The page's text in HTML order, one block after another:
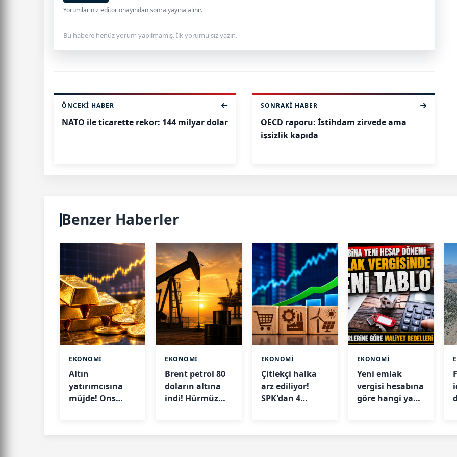
Yorumlarınız editör onayından sonra yayına alınır.
Bu habere henüz yorum yapılmamış. İlk yorumu siz yazın.
ÖNCEKI HABER
NATO ile ticarette rekor: 144 milyar dolar
SONRAKI HABER
OECD raporu: İstihdam zirvede ama
işsizlik kapıda
Benzer Haberler
EKONOMİ
Altın
yatırımcısına
müjde! Ons
EKONOMİ
Brent petrol 80
doların altına
indi! Hürmüz
EKONOMİ
Çitlekçi halka
arz ediliyor!
SPK'dan 4
EKONOMİ
Yeni emlak
vergisi hesabına
göre hangi yapı